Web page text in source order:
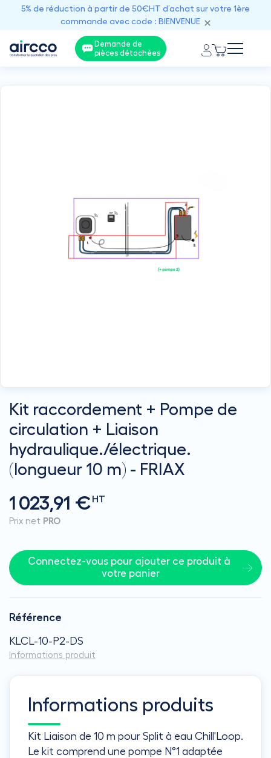
5% de réduction à partir de 50€HT d’achat sur votre 1ère
commande avec code : BIENVENUE
Demande de
pièces détachées
Kit raccordement + Pompe de
circulation + Liaison
hydraulique./électrique.
(longueur 10 m) - FRIAX
1 023,91 € HT
Prix net PRO
Connectez-vous pour ajouter ce produit à
votre panier
Référence
KLCL-10-P2-DS
Informations produit
Informations produits
Kit Liaison de 10 m pour Split à eau Chill'Loop.
Le kit comprend une pompe N°1 adaptée